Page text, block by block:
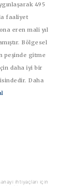
495
faaliyet
eren mali yıl
Bölgesel
peşinde gitme
daha iyi bir
Daha
ihtiyaçları için